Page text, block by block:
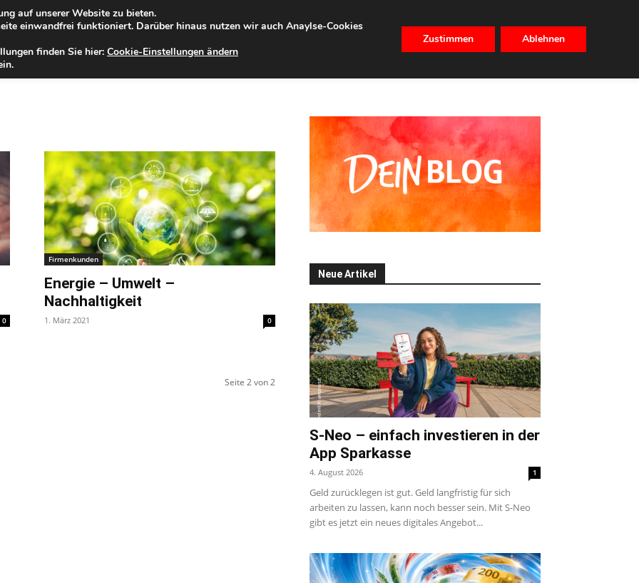
08.08.2026 Zur Internet-Filiale der Förde Sparkasse
IHRE REGION WERTPAPIERE FIRMENKUNDEN IMMOBILIEN
0
Firmenkunden
Energie – Umwelt –
Nachhaltigkeit
1. März 2021 0
Seite 2 von 2
Neue Artikel
S-Neo – einfach investieren in der
App Sparkasse
4. August 2026 1
Geld zurücklegen ist gut. Geld langfristig für sich
arbeiten zu lassen, kann noch besser sein. Mit S-Neo
gibt es jetzt ein neues digitales Angebot...
auf unserer Website zu bieten.
einwandfrei funktioniert. Darüber hinaus nutzen wir auch Anaylse-Cookies
finden Sie hier: Cookie-Einstellungen ändern
Zustimmen Ablehnen